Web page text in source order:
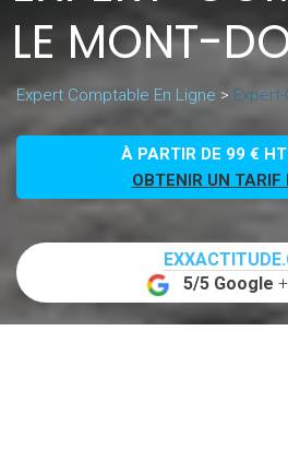
LE MONT-
Expert Comptable En Ligne >
À PARTIR DE 99 €
OBTENIR UN TARIF
5/5 Google